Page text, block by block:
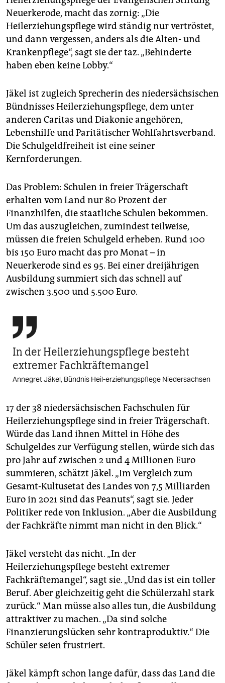
Neuerkerode, macht das zornig: „Die
Heilerziehungspflege wird ständig nur vertröstet,
und dann vergessen, anders als die Alten- und
Krankenpflege“, sagt sie der taz. „Behinderte
haben eben keine Lobby.“
Jäkel ist zugleich Sprecherin des niedersächsischen
Bündnisses Heilerziehungspflege, dem unter
anderen Caritas und Diakonie angehören,
Lebenshilfe und Paritätischer Wohlfahrtsverband.
Die Schulgeldfreiheit ist eine seiner
Kernforderungen.
Das Problem: Schulen in freier Trägerschaft
erhalten vom Land nur 80 Prozent der
Finanzhilfen, die staatliche Schulen bekommen.
Um das auszugleichen, zumindest teilweise,
müssen die freien Schulgeld erheben. Rund 100
bis 150 Euro macht das pro Monat – in
Neuerkerode sind es 95. Bei einer dreijährigen
Ausbildung summiert sich das schnell auf
zwischen 3.500 und 5.500 Euro.

In der Heilerziehungspflege besteht
extremer Fachkräftemangel
Annegret Jäkel, Bündnis Heil-erziehungspflege Niedersachsen
17 der 38 niedersächsischen Fachschulen für
Heilerziehungspflege sind in freier Trägerschaft.
Würde das Land ihnen Mittel in Höhe des
Schulgeldes zur Verfügung stellen, würde sich das
pro Jahr auf zwischen 2 und 4 Millionen Euro
summieren, schätzt Jäkel. „Im Vergleich zum
Gesamt-Kultusetat des Landes von 7,5 Milliarden
Euro in 2021 sind das Peanuts“, sagt sie. Jeder
Politiker rede von Inklusion. „Aber die Ausbildung
der Fachkräfte nimmt man nicht in den Blick.“
Jäkel versteht das nicht. „In der
Heilerziehungspflege besteht extremer
Fachkräftemangel“, sagt sie. „Und das ist ein toller
Beruf. Aber gleichzeitig geht die Schülerzahl stark
zurück.“ Man müsse also alles tun, die Ausbildung
attraktiver zu machen. „Da sind solche
Finanzierungslücken sehr kontraproduktiv.“ Die
Schüler seien frustriert.
Jäkel kämpft schon lange dafür, dass das Land die